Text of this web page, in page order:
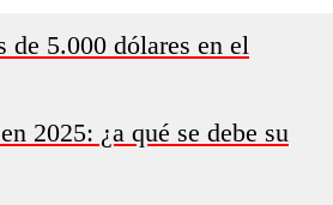
de 5.000 dólares en el
2025: ¿a qué se debe su